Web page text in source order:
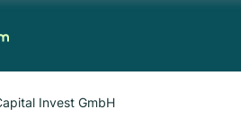
Invest GmbH